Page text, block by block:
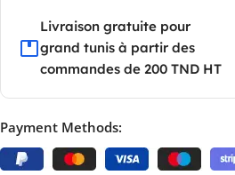
Livraison gratuite pour
grand tunis à partir des
commandes de 200 TND HT
Payment Methods: